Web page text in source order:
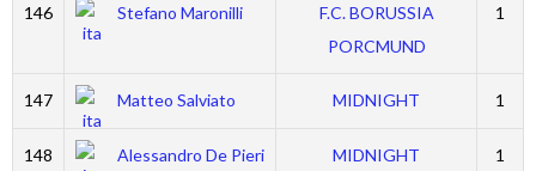
146 Stefano Maronilli
F.C. BORUSSIA
PORCMUND
1
147 Matteo Salviato MIDNIGHT 1
148 Alessandro De Pieri MIDNIGHT 1